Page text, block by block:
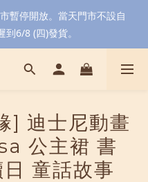
暫停開放。當天門市不設自
6/8 (四)發貨。
] 迪士尼動畫
公主裙 書
童話故事